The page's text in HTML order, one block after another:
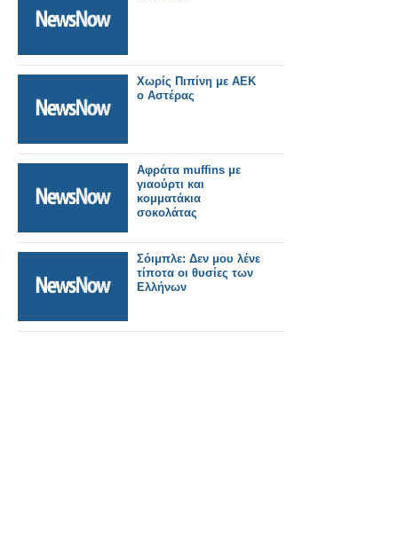
Χωρίς Πιπίνη με ΑΕΚ
ο Αστέρας
Αφράτα muffins με
γιαούρτι και
κομματάκια
σοκολάτας
Σόιμπλε: Δεν μου λένε
τίποτα οι θυσίες των
Ελλήνων